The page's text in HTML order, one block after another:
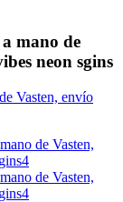
mano de
neon sgins